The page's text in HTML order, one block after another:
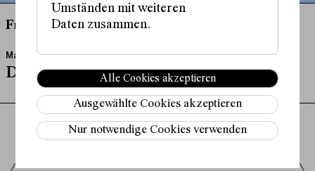
Freitag, 11. Juni, 20:00 Uhr
Mazlum Nergiz
Double
Umständen mit weiteren
Daten zusammen.
Alle Cookies akzeptieren
Ausgewählte Cookies akzeptieren
Nur notwendige Cookies verwenden